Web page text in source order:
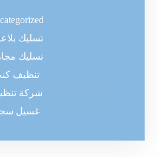
تسليك
تسليك
تنظيف
شركة
غسيل